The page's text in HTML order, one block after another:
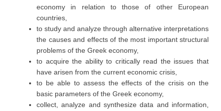
economy in relation to those of other European
countries,
to study and analyze through alternative interpretations
the causes and effects of the most important structural
problems of the Greek economy,
to acquire the ability to critically read the issues that
have arisen from the current economic crisis,
to be able to assess the effects of the crisis on the
basic parameters of the Greek economy,
collect, analyze and synthesize data and information,